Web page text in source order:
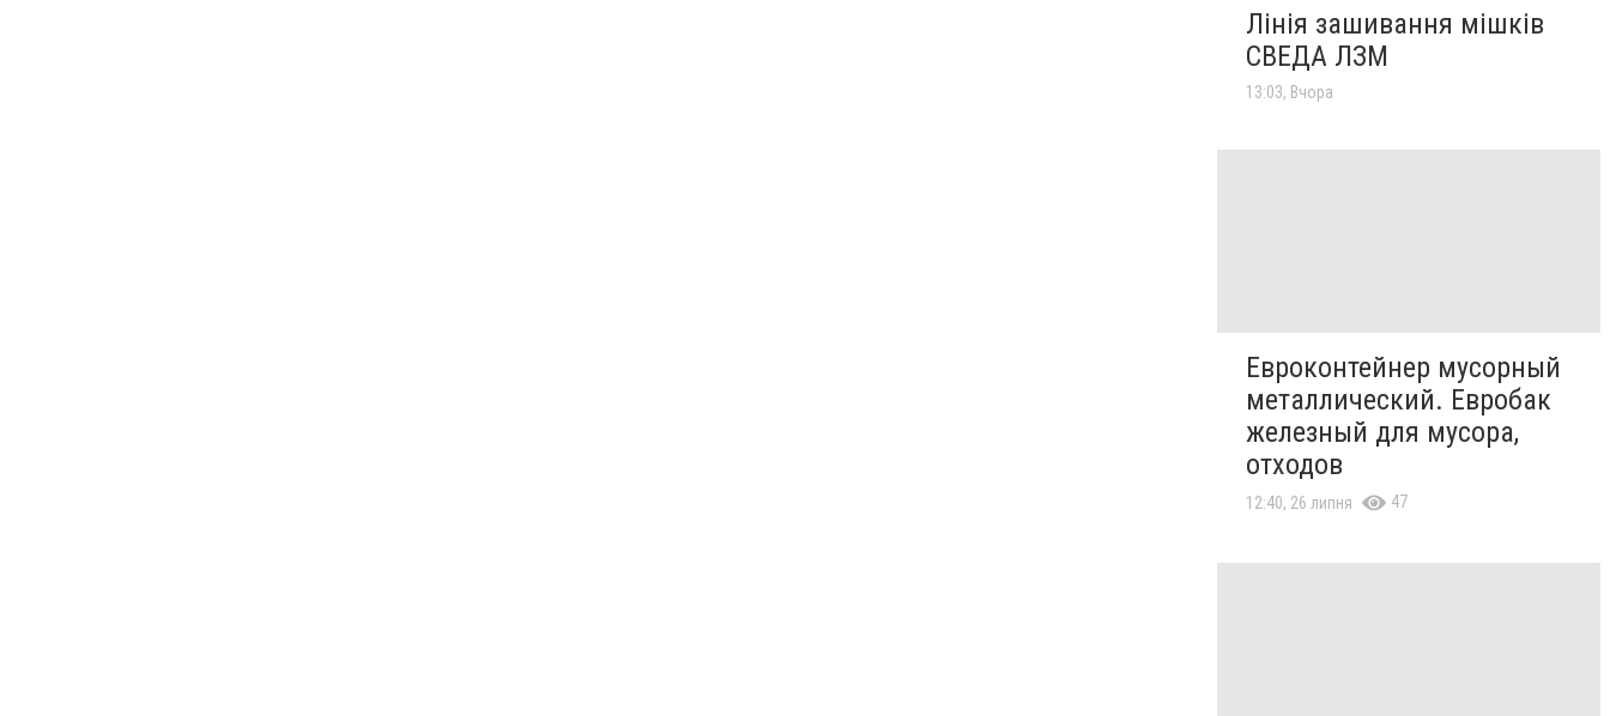
Лінія зашивання мішків
СВЕДА ЛЗМ
13:03, Вчора
Евроконтейнер мусорный
металлический. Евробак
железный для мусора,
отходов
12:40, 26 липня 47